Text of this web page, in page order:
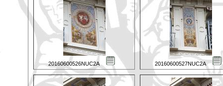
20160600526NUC2A 20160600527NUC2A